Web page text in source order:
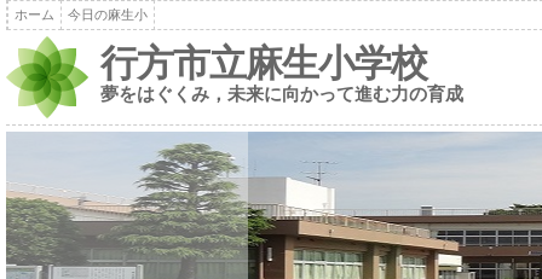
ホーム 今日の麻生小
行方市立麻生小学校
夢をはぐくみ，未来に向かって進む力の育成